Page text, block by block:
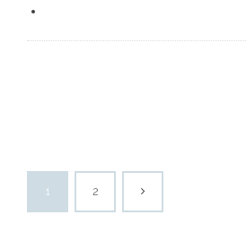
1 2